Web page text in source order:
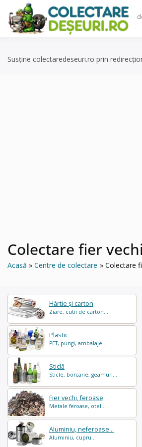
content
Susține colectaredeseuri.ro prin
Colectare fier
Acasă Centre de colectare Colectare
Hârtie și carton
Ziare, cutii de carton...
Plastic
PET, pungi, ambalaje...
Sticlă
Sticle, borcane, geamuri...
Fier vechi, feroase
Metale feroase, otel...
Aluminiu, neferoase...
Aluminiu, cupru...